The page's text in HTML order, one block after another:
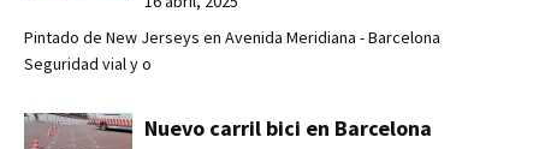
Pintado de New Jerseys en Avenida Meridiana - Barcelona
Seguridad vial y o
Nuevo carril bici en Barcelona